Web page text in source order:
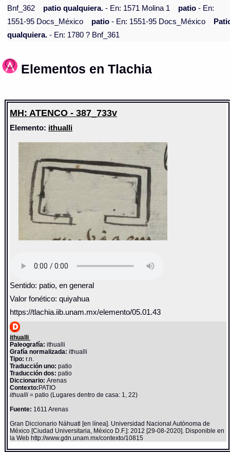
Bnf_362
patio qualquiera. - En: 1571 Molina 1 patio - En:
1551-95 Docs_México
patio - En: 1551-95 Docs_México
qualquiera. - En: 1780 ? Bnf_361
Elementos en Tlachia
MH: ATENCO - 387_733v
Elemento: ithualli
Sentido: patio, en general
Valor fonético: quiyahua
https://tlachia.iib.unam.mx/elemento/05.01.43
ithualli
Paleografía: ithualli
Grafía normalizada: ithualli
Tipo: r.n.
Traducción uno: patio
Traducción dos: patio
Diccionario:Arenas
Contexto:PATIO
ithualli= patio (Lugares dentro de casa: 1, 22)
Fuente: 1611 Arenas
Gran Diccionario Náhuatl [en línea]. Universidad Nacional Autónoma de
México [Ciudad Universitaria, México D.F.]: 2012 [29-08-2020]. Disponible en
la Web http://www.gdn.unam.mx/contexto/10815